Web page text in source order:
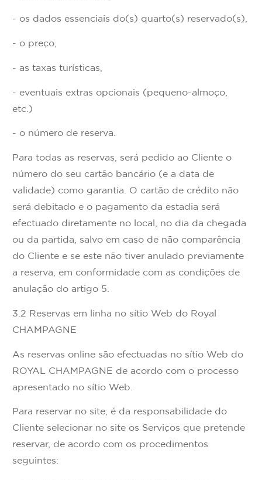
- os dados essenciais do(s) quarto(s) reservado(s),
- o preço,
- as taxas turísticas,
- eventuais extras opcionais (pequeno-almoço,
etc.)
- o número de reserva.
Para todas as reservas, será pedido ao Cliente o
número do seu cartão bancário (e a data de
validade) como garantia. O cartão de crédito não
será debitado e o pagamento da estadia será
efectuado diretamente no local, no dia da chegada
ou da partida, salvo em caso de não comparência
do Cliente e se este não tiver anulado previamente
a reserva, em conformidade com as condições de
anulação do artigo 5.
3.2 Reservas em linha no sítio Web do Royal
CHAMPAGNE
As reservas online são efectuadas no sítio Web do
ROYAL CHAMPAGNE de acordo com o processo
apresentado no sítio Web.
Para reservar no site, é da responsabilidade do
Cliente selecionar no site os Serviços que pretende
reservar, de acordo com os procedimentos
seguintes: